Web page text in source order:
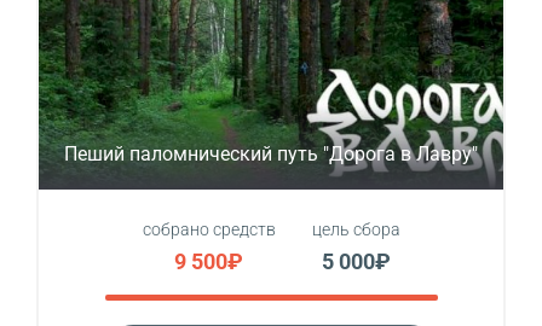
Пеший паломнический путь "Дорога в Лавру"
собрано средств
9 500₽
цель сбора
5 000₽